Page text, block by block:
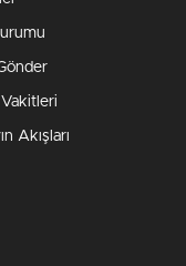
Akışları